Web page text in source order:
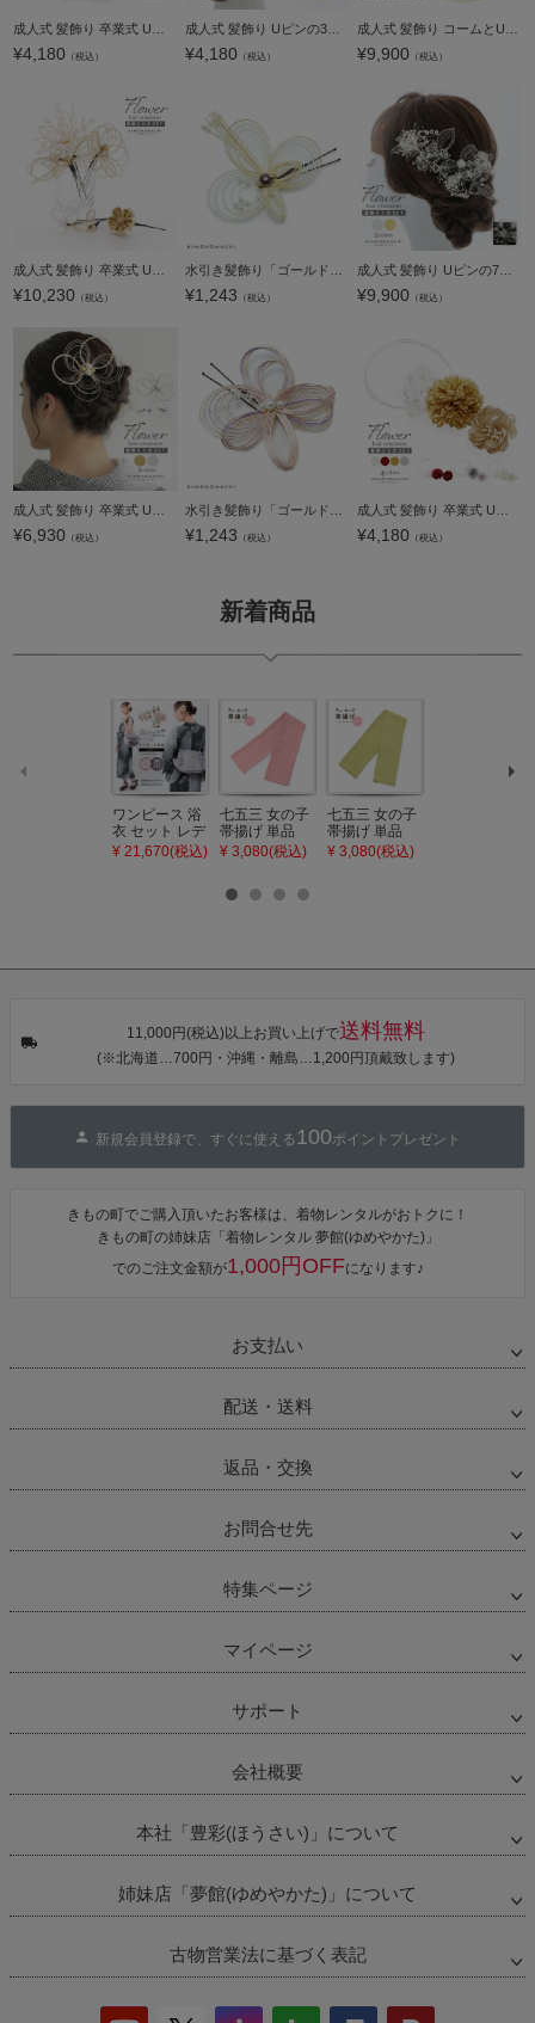
¥4,180 （税込） ¥4,180 （税込） ¥9,900 （税込）
¥10,230 （税込） ¥1,243 （税込）
成人式 髪飾り Uピンの7点セット「シルバー・ゴールド スカシフラワー、ディップフラワー、カスミソウ」日本製 Uピン 振袖用髪飾り お花髪飾り 成人式 卒業式 結婚式 着物【メール便不可】
¥9,900 （税込）
成人式 髪飾り 卒業式 Uピンの3点セット「水引の花輪、松葉、玉飾り 金・銀」日本製 水引き Uピン 振袖用髪飾り 結婚式 前撮り 後撮り 着物【メール便不可】
¥6,930 （税込）
水引き髪飾り「ゴールド×パープル」ポイント髪飾り 振袖、袴に ヘアアクセサリー ヘアアレンジ Uピン髪飾り （UP-9）【メール便不可】ss2203wkk10＜H＞
¥1,243 （税込）
成人式 髪飾り 卒業式 Uピンの3点セット「マムチュール、水引 ホワイト・レッド・ゴールド・シルバー」日本製 水引き Uピン 振袖用髪飾り 結婚式 前撮り 後撮り 着物【メール便不可】
¥4,180 （税込）
新着商品
ワンピース 浴
衣 セット レデ
ィース 吸水速
タン・夜の葉
カシュクール
ワンピース 簡
単着付け 大人
¥ 21,670(税込)
七五三 女の子
帯揚げ 単品
「灰桃色」日
びあげ 和装 着
【メール便不
¥ 3,080(税込)
七五三 女の子
帯揚げ 単品
「若葉色」日
【メール便不
¥ 3,080(税込)
【メール便不
11,000円(税込)以上お買い上げで送料無料
(※北海道…700円・沖縄・離島…1,200円頂戴致します)
新規会員登録で、すぐに使える 100ポイントプレゼント
きもの町でご購入頂いたお客様は、着物レンタルがおトクに！
きもの町の姉妹店「着物レンタル 夢館(ゆめやかた)」
でのご注文金額が1,000円OFFになります♪
お支払い
配送・送料
返品・交換
お問合せ先
特集ページ
マイページ
サポート
会社概要
本社「豊彩(ほうさい)」について
姉妹店「夢館(ゆめやかた)」について
古物営業法に基づく表記